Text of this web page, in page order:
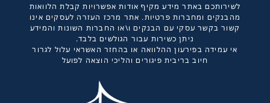
לשירותכם באתר מידע מקיף אודות אפשרויות קבלת הלוואות
מהבנקים ומחברות פרטיות. אתר מרכז העזרה לעסקים אינו
קשור בקשר עסקי עם הבנקים ו\או החברות השונות והמידע
ניתן כשירות עבור הגולשים בלבד.
אי עמידה בפירעון ההלוואה או בהחזר האשראי עלול לגרור
חיוב בריבית פיגורים והליכי הוצאה לפועל